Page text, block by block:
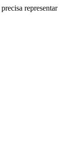
representar